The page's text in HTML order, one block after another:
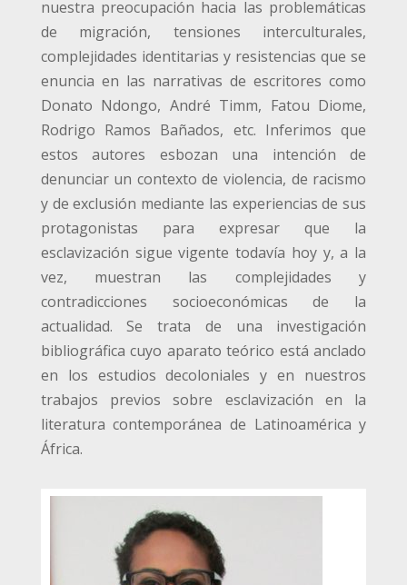
nuestra preocupación hacia las problemáticas
de migración, tensiones interculturales,
complejidades identitarias y resistencias que se
enuncia en las narrativas de escritores como
Donato Ndongo, André Timm, Fatou Diome,
Rodrigo Ramos Bañados, etc. Inferimos que
estos autores esbozan una intención de
denunciar un contexto de violencia, de racismo
y de exclusión mediante las experiencias de sus
protagonistas para expresar que la
esclavización sigue vigente todavía hoy y, a la
vez, muestran las complejidades y
contradicciones socioeconómicas de la
actualidad. Se trata de una investigación
bibliográfica cuyo aparato teórico está anclado
en los estudios decoloniales y en nuestros
trabajos previos sobre esclavización en la
literatura contemporánea de Latinoamérica y
África.